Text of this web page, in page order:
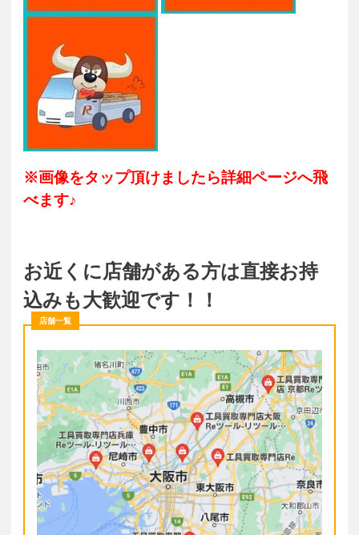
※画像をタップ頂けましたら詳細ページへ飛
べます♪
お近くに店舗がある方は直接お持
込みも大歓迎です！！
店舗一覧